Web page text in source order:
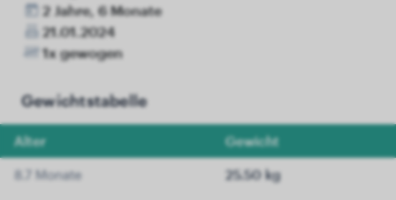
2 Jahre, 6 Monate
21.01.2024
1x gewogen
Gewichtstabelle
Alter Gewicht
8.7 Monate 25.50 kg